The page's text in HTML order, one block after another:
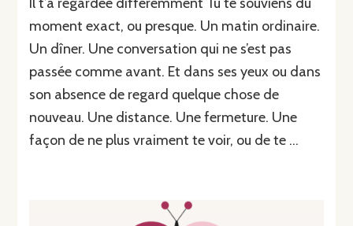
moment exact, ou presque. Un matin ordinaire.
Un dîner. Une conversation qui ne s’est pas
passée comme avant. Et dans ses yeux ou dans
son absence de regard quelque chose de
nouveau. Une distance. Une fermeture. Une
façon de ne plus vraiment te voir, ou de te …